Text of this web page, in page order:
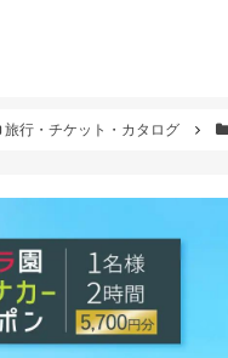
旅行・チケット・カタログ